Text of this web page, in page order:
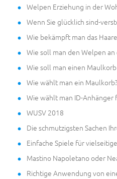
Welpen Erziehung in der
Wenn Sie glücklich sind-
Wie bekämpft man das
Wie soll man den Welpen
Wie soll man einen
Wie wählt man ein
Wie wählt man ID-Anhänger
WUSV 2018
Die schmutzigsten Sachen
Einfache Spiele für
Mastino Napoletano oder
Richtige Anwendung von